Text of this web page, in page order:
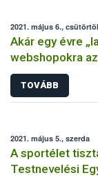
2021. május 6.,
Akár egy évre
webshopokra
TOVÁBB
2021. május 5., szerda
A sportélet
Testnevelési